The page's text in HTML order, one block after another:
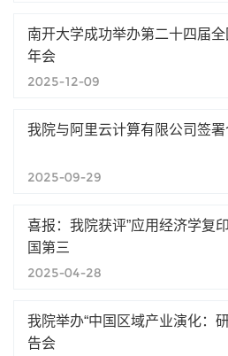
南开大学成功举办第二十四届
年会
2025-12-09
我院与阿里云计算有限公司签
2025-09-29
喜报：我院获评”应用经济学复
国第三
2025-04-28
我院举办“中国区域产业演化：
告会